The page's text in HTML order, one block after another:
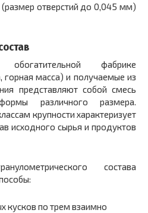
(размер отверстий до 0,045 мм)
фабрике
горная масса) и получаемые из
представляют собой смесь
различного размера.
крупности характеризует
исходного сырья и продуктов
состава
кусков по трем взаимно